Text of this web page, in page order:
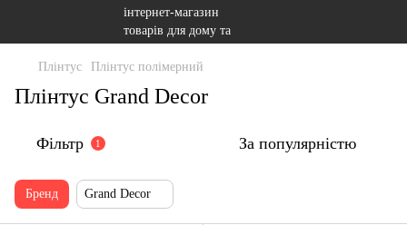
Плінтус Плінтус полімерний
Плінтус Grand Decor
Фільтр 1 За популярністю
Бренд Grand Decor